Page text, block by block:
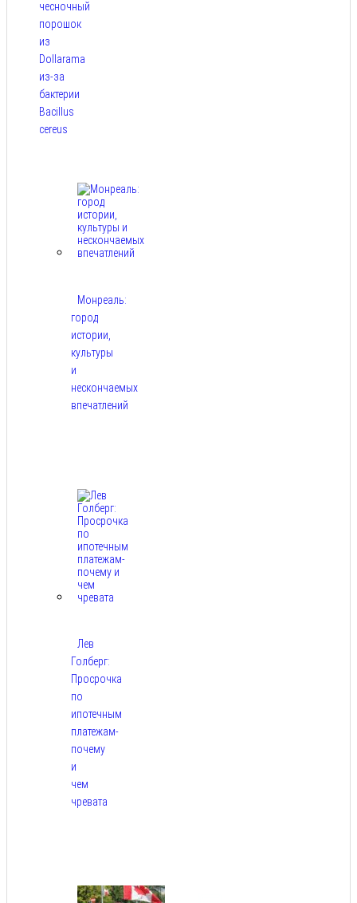
чесночный
порошок
из
Dollarama
из-за
бактерии
Bacillus
cereus
Монреаль:
город
истории,
культуры
и
нескончаемых
впечатлений
Лев
Голберг:
Просрочка
по
ипотечным
платежам-
почему
и
чем
чревата